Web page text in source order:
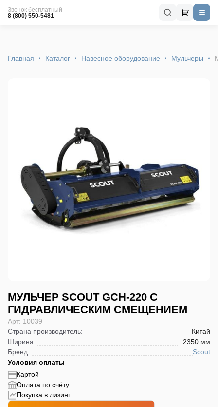
Звонок бесплатный
8 (800) 550-5481
Главная Каталог Навесное оборудование Мульчеры
МУЛЬЧЕР SCOUT GCH-220 С
ГИДРАВЛИЧЕСКИМ СМЕЩЕНИЕМ
Арт: 10039
Страна производитель:
Китай
Ширина:
2350 мм
Бренд:
Scout
Условия оплаты
Картой
Оплата по счёту
Покупка в лизинг